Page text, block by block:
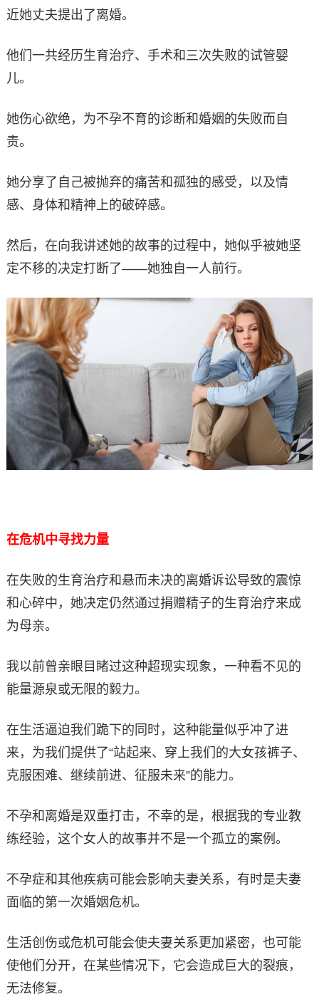
近她丈夫提出了离婚。
他们一共经历生育治疗、手术和三次失败的试管婴
儿。
她伤心欲绝，为不孕不育的诊断和婚姻的失败而自
责。
她分享了自己被抛弃的痛苦和孤独的感受，以及情
感、身体和精神上的破碎感。
然后，在向我讲述她的故事的过程中，她似乎被她坚
定不移的决定打断了——她独自一人前行。
在危机中寻找力量
在失败的生育治疗和悬而未决的离婚诉讼导致的震惊
和心碎中，她决定仍然通过捐赠精子的生育治疗来成
为母亲。
我以前曾亲眼目睹过这种超现实现象，一种看不见的
能量源泉或无限的毅力。
在生活逼迫我们跪下的同时，这种能量似乎冲了进
来，为我们提供了“站起来、穿上我们的大女孩裤子、
克服困难、继续前进、征服未来”的能力。
不孕和离婚是双重打击，不幸的是，根据我的专业教
练经验，这个女人的故事并不是一个孤立的案例。
不孕症和其他疾病可能会影响夫妻关系，有时是夫妻
面临的第一次婚姻危机。
生活创伤或危机可能会使夫妻关系更加紧密，也可能
使他们分开，在某些情况下，它会造成巨大的裂痕，
无法修复。